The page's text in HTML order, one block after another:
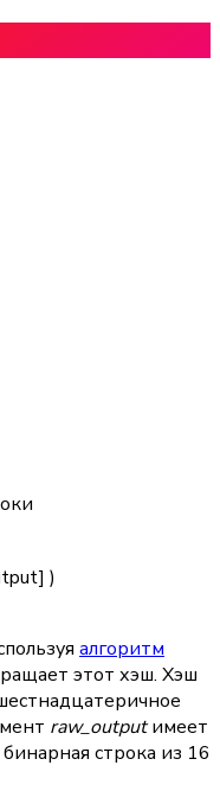
)
алгоритм
этот хэш. Хэш
raw_outputимеет
строка из 16